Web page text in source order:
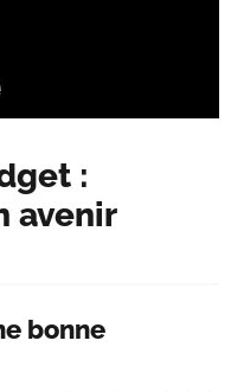
:
avenir
bonne